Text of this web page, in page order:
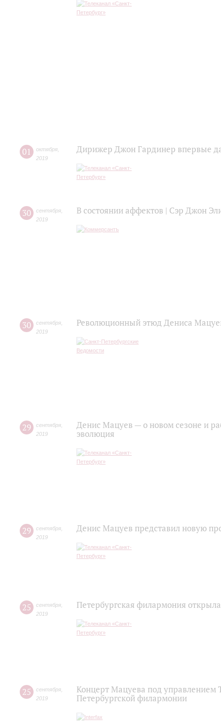
01 октября
2019
Дирижер Джон Гардинер впервые
30 сентября
2019
В состоянии аффектов | Сэр Джон
30 сентября
2019
Революционный этюд Дениса
29 сентября
2019
Денис Мацуев — о новом сезоне и
эволюция
29 сентября
2019
Денис Мацуев представил новую
25 сентября
2019
Петербургская филармония
25 сентября
2019
Концерт Мацуева под управлением
Петербургской филармонии